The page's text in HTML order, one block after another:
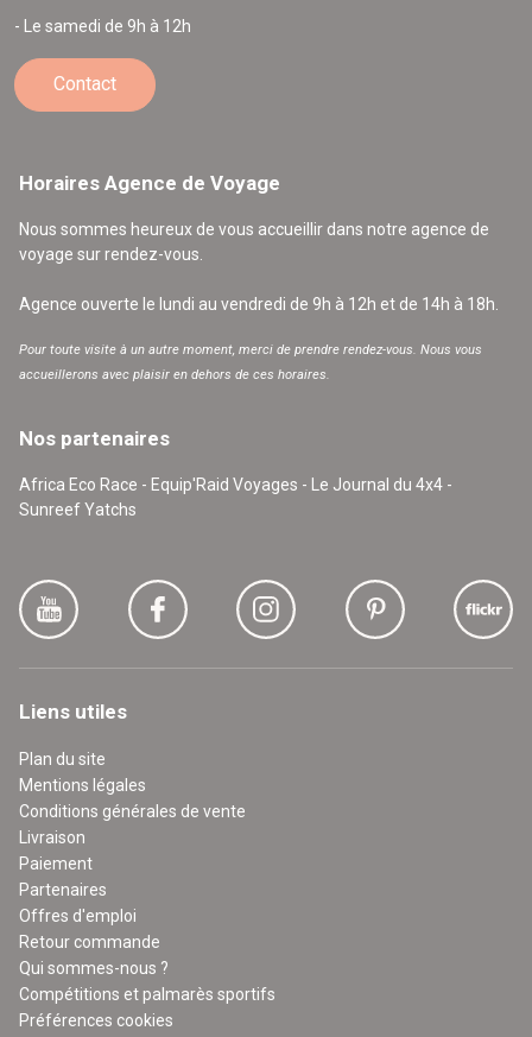
- Le samedi de 9h à 12h
Contact
Horaires Agence de Voyage
Nous sommes heureux de vous accueillir dans notre agence de
voyage sur rendez-vous.
Agence ouverte le lundi au vendredi de 9h à 12h et de 14h à 18h.
Pour toute visite à un autre moment, merci de prendre rendez-vous. Nous vous
accueillerons avec plaisir en dehors de ces horaires.
Nos partenaires
Africa Eco Race - Equip'Raid Voyages - Le Journal du 4x4 -
Sunreef Yatchs
Liens utiles
Plan du site
Mentions légales
Conditions générales de vente
Livraison
Paiement
Partenaires
Offres d'emploi
Retour commande
Qui sommes-nous ?
Compétitions et palmarès sportifs
Préférences cookies